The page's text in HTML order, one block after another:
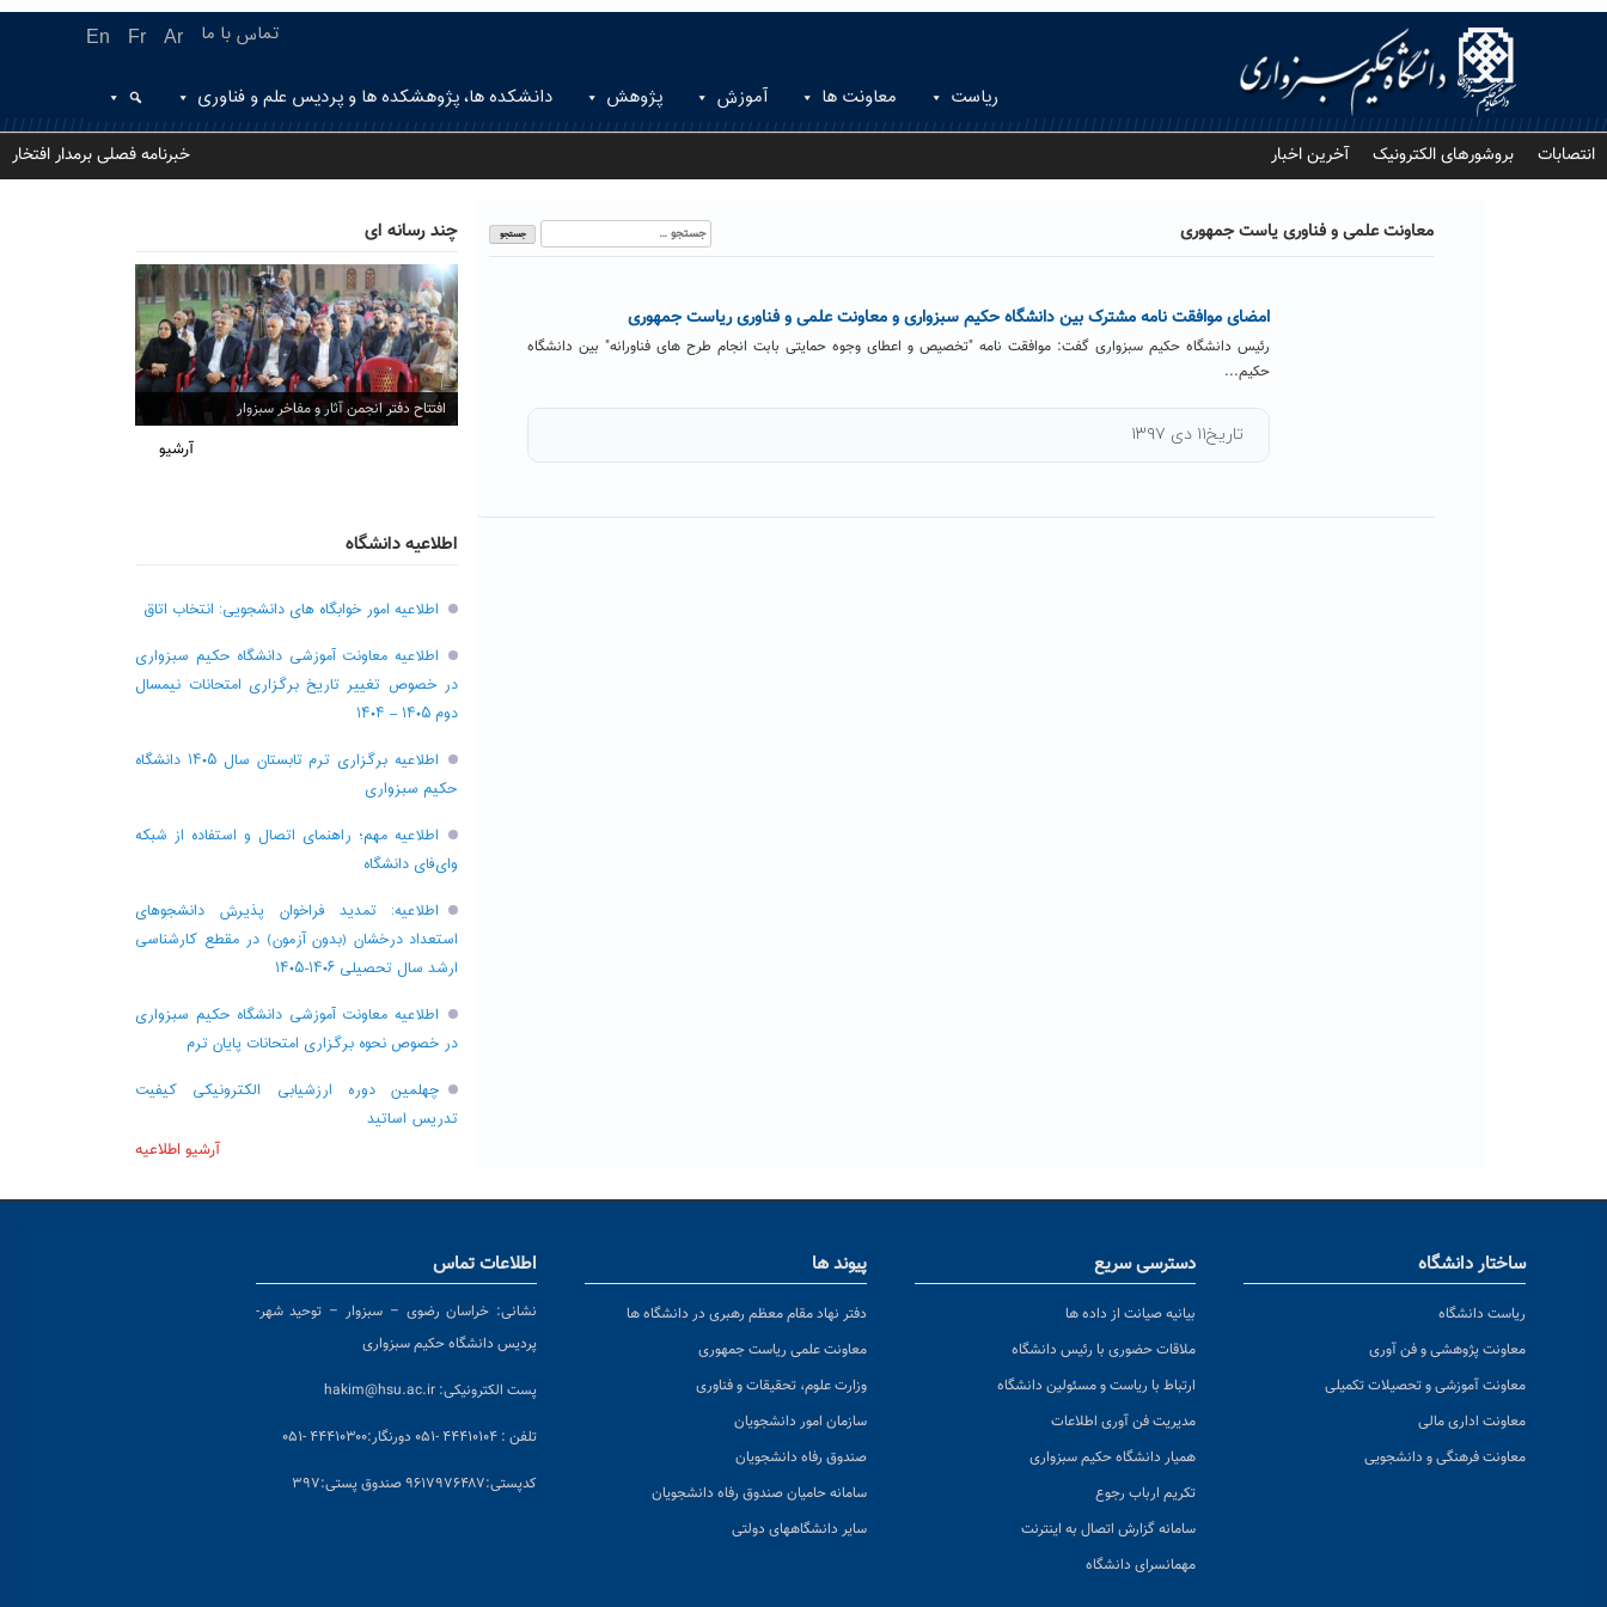
En Fr Ar تماس با ما
ریاست معاونت ها آموزش پژوهش دانشکده ها، پژوهشکده ها و پردیس علم و فناوری
انتصابات بروشورهای الکترونیک آخرین اخبار خبرنامه فصلی برمدار افتخار
معاونت علمی و فناوری یاست جمهوری
جستجو
برای:
امضای موافقت نامه مشترک بین دانشگاه حکیم سبزواری و معاونت علمی و فناوری ریاست جمهوری
رئیس دانشگاه حکیم سبزواری گفت: موافقت نامه "تخصیص و اعطای وجوه حمایتی بابت انجام طرح های فناورانه" بین دانشگاه
حکیم...
تاریخ۱۱ دی ۱۳۹۷
چند رسانه ای
افتتاح دفتر انجمن آثار و مفاخر سبزوار
آرشیو
اطلاعیه دانشگاه
اطلاعیه امور خوابگاه های دانشجویی: انتخاب اتاق
اطلاعیه معاونت آموزشی دانشگاه حکیم سبزواری
در خصوص تغییر تاریخ برگزاری امتحانات نیمسال
دوم ۱۴۰۵ – ۱۴۰۴
اطلاعیه برگزاری ترم تابستان سال ۱۴۰۵ دانشگاه
حکیم سبزواری
اطلاعیه مهم؛ راهنمای اتصال و استفاده از شبکه
وای‌فای دانشگاه
اطلاعیه: تمدید فراخوان پذیرش دانشجو‌های
استعداد درخشان (بدون آزمون) در مقطع کارشناسی
ارشد سال تحصیلی ۱۴۰۶-۱۴۰۵
اطلاعیه معاونت آموزشی دانشگاه حکیم سبزواری
در خصوص نحوه برگزاری امتحانات پایان ترم
چهلمین دوره ارزشیابی الکترونیکی کیفیت
تدریس اساتید
آرشیو اطلاعیه
ساختار دانشگاه
ریاست دانشگاه
معاونت پژوهشی و فن آوری
معاونت آموزشی و تحصیلات تکمیلی
معاونت اداری مالی
معاونت فرهنگی و دانشجویی
دسترسی سریع
بیانیه صیانت از داده ها
ملاقات حضوری با رئیس دانشگاه
ارتباط با ریاست و مسئولین دانشگاه
مدیریت فن آوری اطلاعات
همیار دانشگاه حکیم سبزواری
تکریم ارباب رجوع
سامانه گزارش اتصال به اینترنت
مهمانسرای دانشگاه
پیوند ها
دفتر نهاد مقام معظم رهبری در دانشگاه ها
معاونت علمی ریاست جمهوری
وزارت علوم، تحقیقات و فناوری
سازمان امور دانشجویان
صندوق رفاه دانشجویان
سامانه حامیان صندوق رفاه دانشجویان
سایر دانشگاههای دولتی
اطلاعات تماس
نشانی: خراسان رضوی – سبزوار – توحید شهر-
پردیس دانشگاه حکیم سبزواری
پست الکترونیکی: hakim@hsu.ac.ir
تلفن : ۴۴۴۱۰۱۰۴ -۰۵۱ دورنگار:۴۴۴۱۰۳۰۰ -۰۵۱
کدپستی:۹۶۱۷۹۷۶۴۸۷ صندوق پستی:۳۹۷